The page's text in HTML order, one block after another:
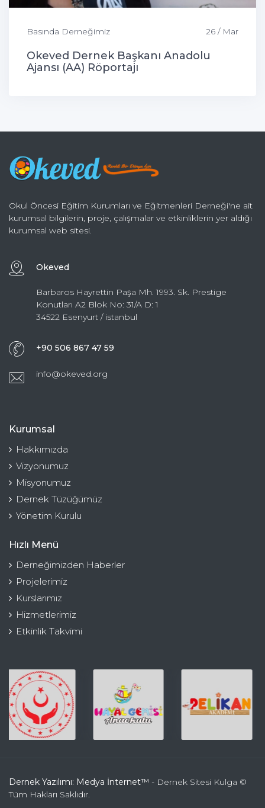
Basında Derneğimiz 26 / Mar
Okeved Dernek Başkanı Anadolu
Ajansı (AA) Röportajı
Okul Öncesi Eğitim Kurumları ve Eğitmenleri Derneği'ne ait
kurumsal bilgilerin, proje, çalışmalar ve etkinliklerin yer aldığı
kurumsal web sitesi.
Okeved
Barbaros Hayrettin Paşa Mh. 1993. Sk. Prestige
Konutları A2 Blok No: 31/A D: 1
34522 Esenyurt / istanbul
+90 506 867 47 59
info@okeved.org
Kurumsal
Hakkımızda
Vizyonumuz
Misyonumuz
Dernek Tüzüğümüz
Yönetim Kurulu
Hızlı Menü
Derneğimizden Haberler
Projelerimiz
Kurslarımız
Hizmetlerimiz
Etkinlik Takvimi
Dernek Yazılımı: Medya İnternet™ - Dernek Sitesi Kulga ©
Tüm Hakları Saklıdır.